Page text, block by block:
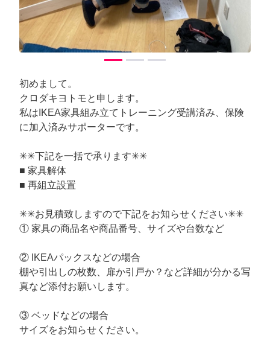
初めまして。
クロダキヨトモと申します。
私はIKEA家具組み立てトレーニング受講済み、保険
に加入済みサポーターです。
✳︎✳︎下記を一括で承ります✳︎✳︎
■ 家具解体
■ 再組立設置
✳︎✳︎お見積致しますので下記をお知らせください✳︎✳︎
① 家具の商品名や商品番号、サイズや台数など
② IKEAパックスなどの場合
棚や引出しの枚数、扉か引戸か？など詳細が分かる写
真など添付お願いします。
③ ベッドなどの場合
サイズをお知らせください。